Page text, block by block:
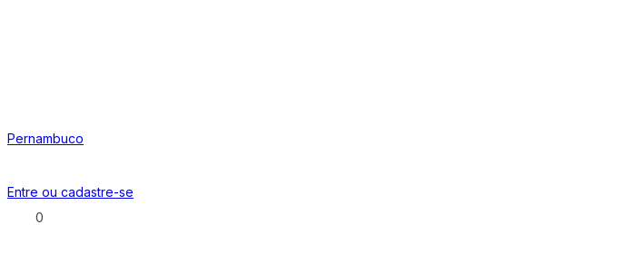
Pernambuco
Entre ou cadastre-se
0